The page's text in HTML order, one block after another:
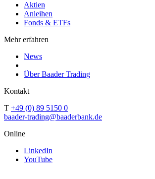
Aktien
Anleihen
Fonds & ETFs
Mehr erfahren
News
Über Baader Trading
Kontakt
T +49 (0) 89 5150 0
baader-trading@baaderbank.de
Online
LinkedIn
YouTube